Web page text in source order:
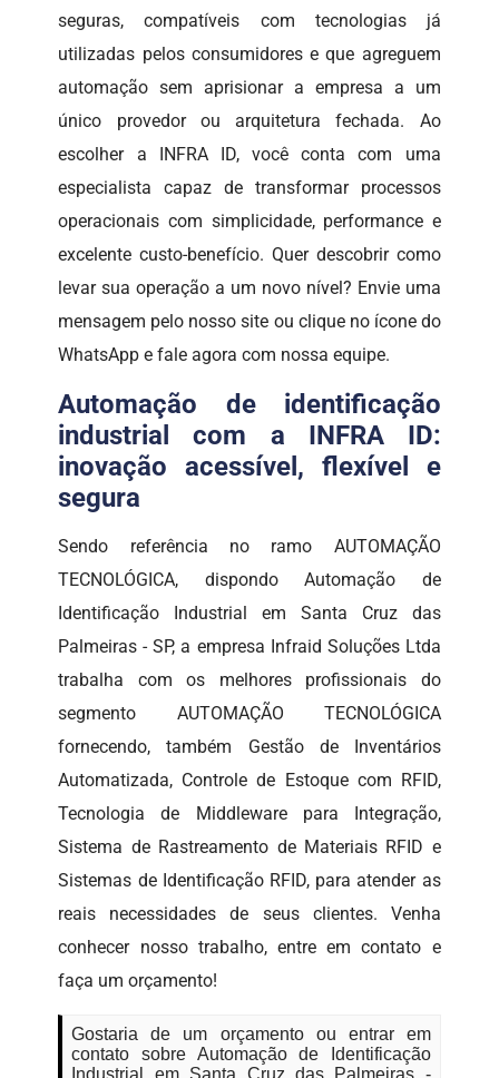
seguras, compatíveis com tecnologias já
utilizadas pelos consumidores e que agreguem
automação sem aprisionar a empresa a um
único provedor ou arquitetura fechada. Ao
escolher a INFRA ID, você conta com uma
especialista capaz de transformar processos
operacionais com simplicidade, performance e
excelente custo-benefício. Quer descobrir como
levar sua operação a um novo nível? Envie uma
mensagem pelo nosso site ou clique no ícone do
WhatsApp e fale agora com nossa equipe.
Automação de identificação
industrial com a INFRA ID:
inovação acessível, flexível e
segura
Sendo referência no ramo AUTOMAÇÃO
TECNOLÓGICA, dispondo Automação de
Identificação Industrial em Santa Cruz das
Palmeiras - SP, a empresa Infraid Soluções Ltda
trabalha com os melhores profissionais do
segmento AUTOMAÇÃO TECNOLÓGICA
fornecendo, também Gestão de Inventários
Automatizada, Controle de Estoque com RFID,
Tecnologia de Middleware para Integração,
Sistema de Rastreamento de Materiais RFID e
Sistemas de Identificação RFID, para atender as
reais necessidades de seus clientes. Venha
conhecer nosso trabalho, entre em contato e
faça um orçamento!
Gostaria de um orçamento ou entrar em
contato sobre Automação de Identificação